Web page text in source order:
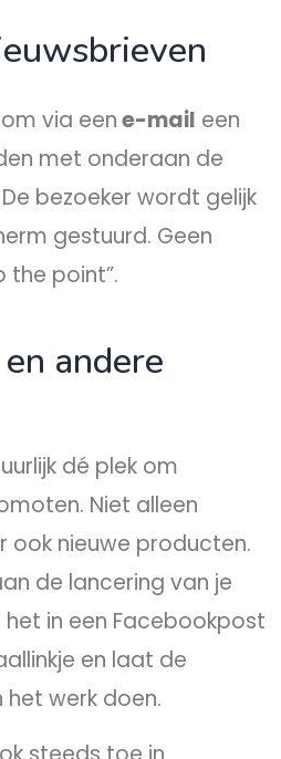
via eene-mail een
met onderaan de
bezoeker wordt gelijk
gestuurd. Geen
the point”.
andere
dé plek om
Niet alleen
ook nieuwe producten.
de lancering van je
het in een Facebookpost
en laat de
werk doen.